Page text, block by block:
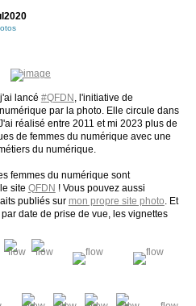
lancé #QFDN
, l'initiative de
par la photo. Elle circule dans
réalisé entre 2011 et mi 2023 plus de
de femmes du numérique avec une
du numérique.
femmes du numérique sont
site QFDN ! Vous pouvez aussi
publiés sur mon propre site photo . Et
date de prise de vue, les vignettes